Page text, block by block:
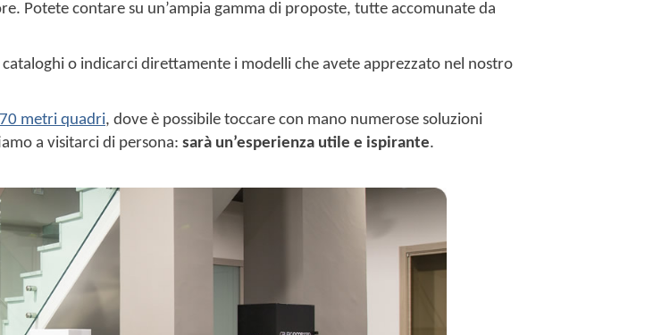
Potete contare su un’ampia gamma di proposte, tutte accomunate da
o indicarci direttamente i modelli che avete apprezzato nel nostro
metri quadri, dove è possibile toccare con mano numerose soluzioni
a visitarci di persona: sarà un’esperienza utile e ispirante.